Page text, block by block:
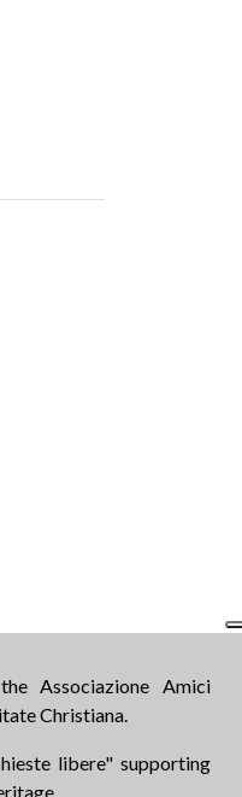
Associazione Amici
Christiana.
libere" supporting